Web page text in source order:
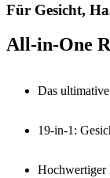
Für Gesicht,
All-in-One
Das
19-in-1:
Hochwertiger